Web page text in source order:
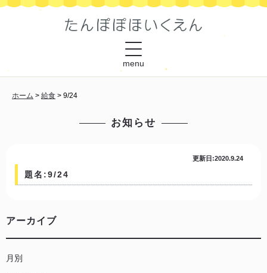
menu
ホーム > 給食 > 9/24
お知らせ
更新日:2020.9.24
題名:9/24
アーカイブ
月別